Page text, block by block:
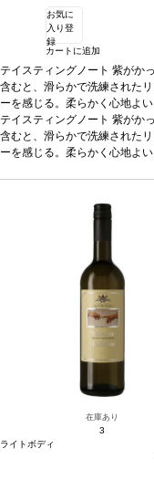
お気に
入り登
録
カートに追加
テイスティングノート 紫がか
含むと、滑らかで洗練された
ーを感じる。柔らかく心地よ
いた料理、濃厚な味わいの料
性。葡萄品種プリミティーヴ
あり価格が同様の場合は自動
テイスティングノート 紫がか
含むと、滑らかで洗練された
ーを感じる。柔らかく心地よ
あり価格が同様の場合は自動
在庫あり
3
ライトボディ